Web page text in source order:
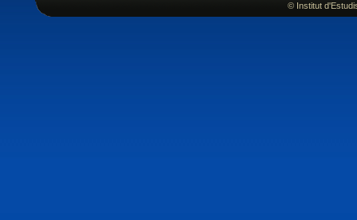
© Institut